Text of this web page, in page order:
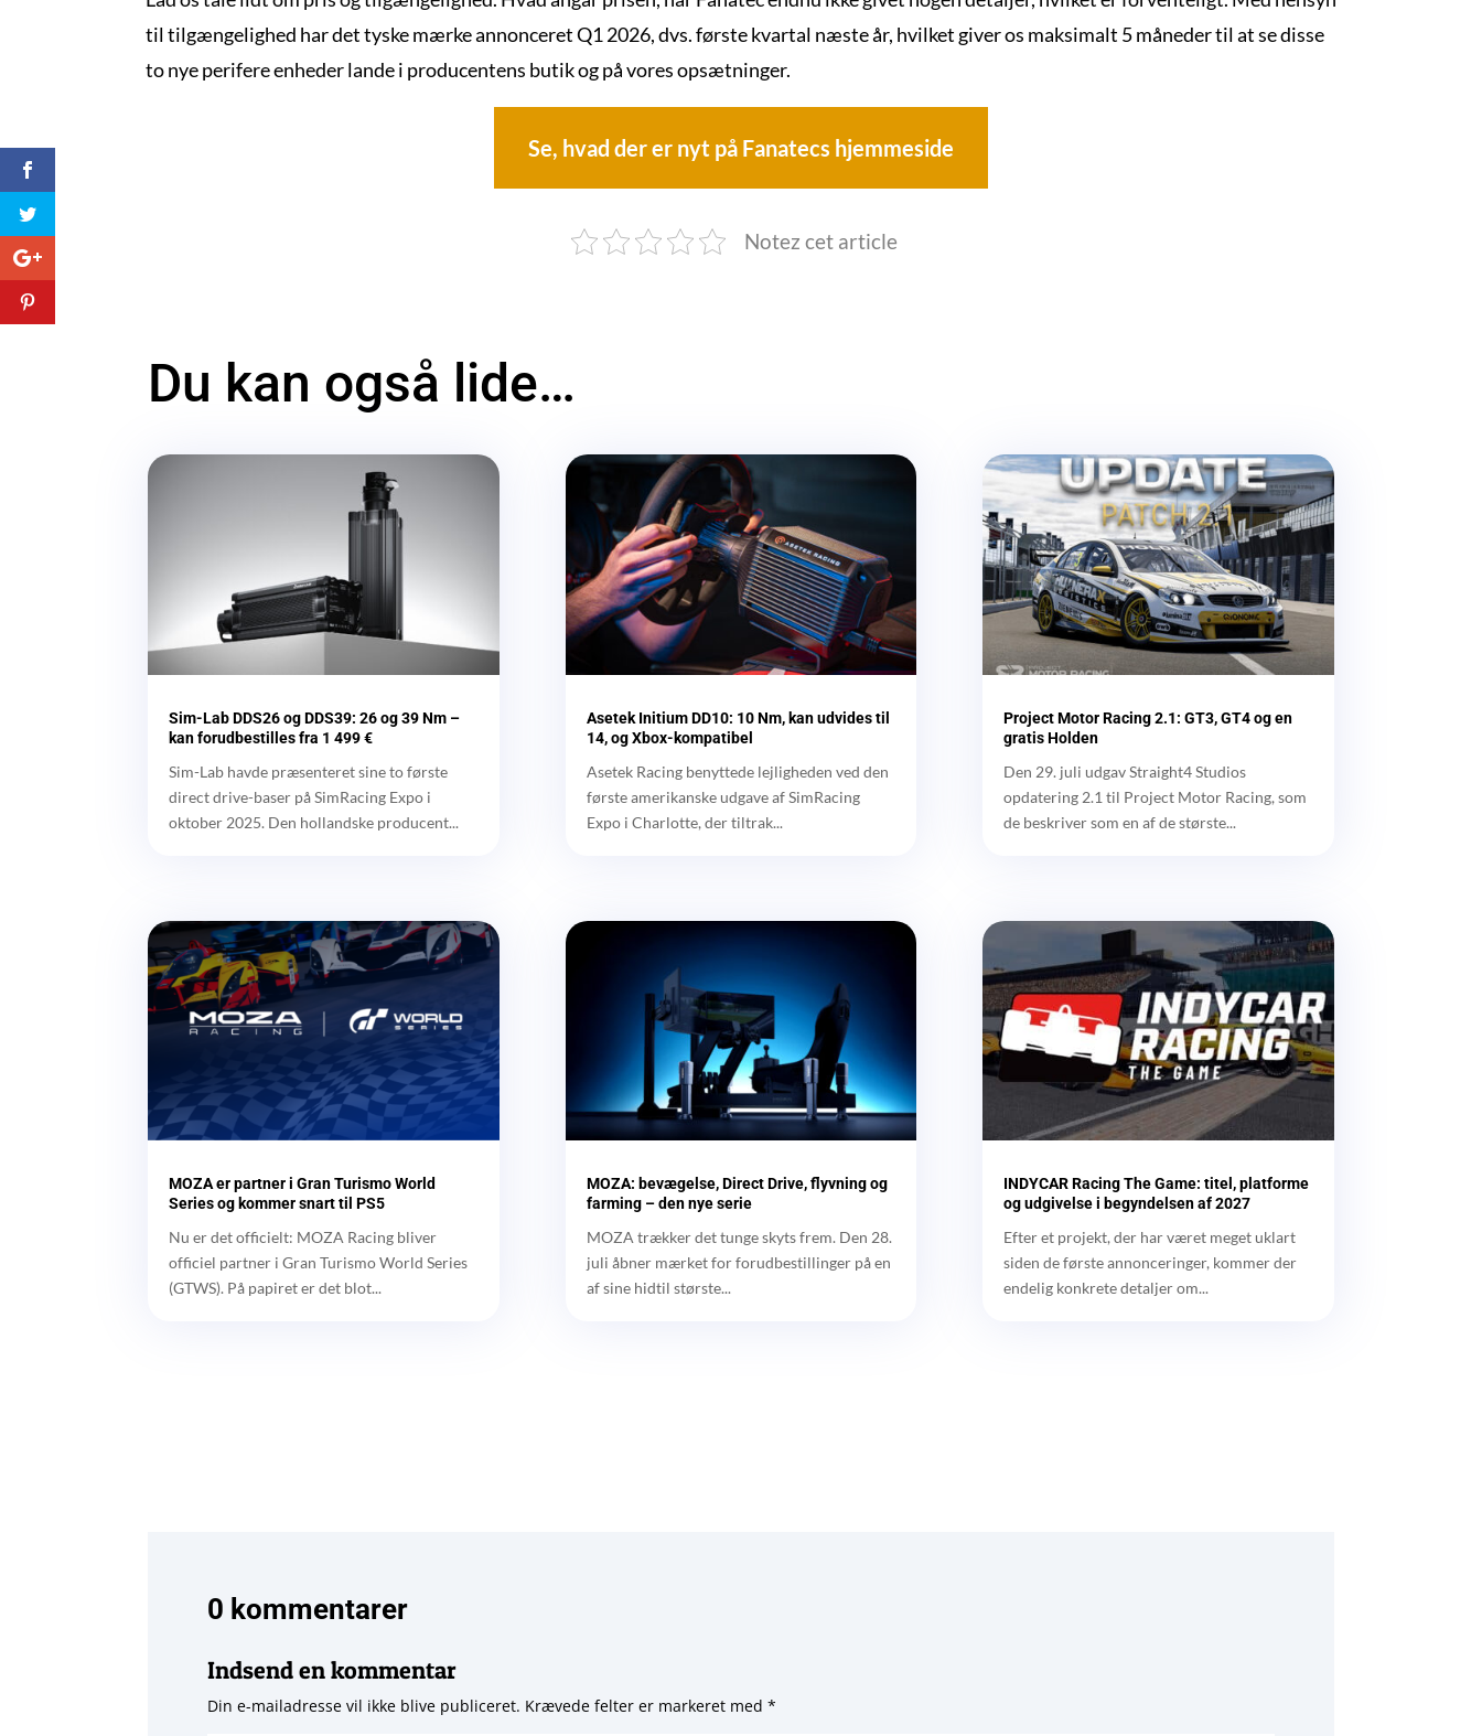
til tilgængelighed har det tyske mærke annonceret Q1 2026, dvs. første kvartal næste år, hvilket giver os maksimalt 5 måneder til at se disse
to nye perifere enheder lande i producentens butik og på vores opsætninger.
Se, hvad der er nyt på Fanatecs hjemmeside
Notez cet article
Du kan også lide…
Sim-Lab DDS26 og DDS39: 26 og 39 Nm –
kan forudbestilles fra 1 499 €
Sim-Lab havde præsenteret sine to første
direct drive-baser på SimRacing Expo i
oktober 2025. Den hollandske producent...
MOZA er partner i Gran Turismo World
Series og kommer snart til PS5
Nu er det officielt: MOZA Racing bliver
officiel partner i Gran Turismo World Series
(GTWS). På papiret er det blot...
Asetek Initium DD10: 10 Nm, kan udvides til
14, og Xbox-kompatibel
Asetek Racing benyttede lejligheden ved den
første amerikanske udgave af SimRacing
Expo i Charlotte, der tiltrak...
MOZA: bevægelse, Direct Drive, flyvning og
farming – den nye serie
MOZA trækker det tunge skyts frem. Den 28.
juli åbner mærket for forudbestillinger på en
af sine hidtil største...
Project Motor Racing 2.1: GT3, GT4 og en
gratis Holden
Den 29. juli udgav Straight4 Studios
opdatering 2.1 til Project Motor Racing, som
de beskriver som en af de største...
INDYCAR Racing The Game: titel, platforme
og udgivelse i begyndelsen af 2027
Efter et projekt, der har været meget uklart
siden de første annonceringer, kommer der
endelig konkrete detaljer om...
0 kommentarer
Indsend en kommentar
Din e-mailadresse vil ikke blive publiceret. Krævede felter er markeret med*